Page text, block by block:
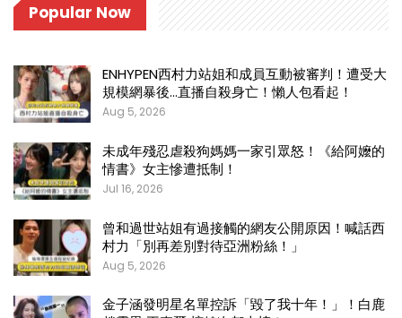
Popular Now
ENHYPEN西村力站姐和成員互動被審判！遭受大
規模網暴後…直播自殺身亡！懶人包看起！
Aug 5, 2026
未成年殘忍虐殺狗媽媽一家引眾怒！《給阿嬤的
情書》女主慘遭抵制！
Jul 16, 2026
曾和過世站姐有過接觸的網友公開原因！喊話西
村力「別再差別對待亞洲粉絲！」
Aug 5, 2026
金子涵發明星名單控訴「毀了我十年！」！白鹿